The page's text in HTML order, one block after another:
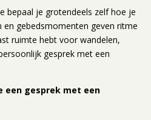
bepaal je grotendeels zelf hoe je
en gebedsmomenten geven ritme
ruimte hebt voor wandelen,
gesprek met een
een gesprek met een